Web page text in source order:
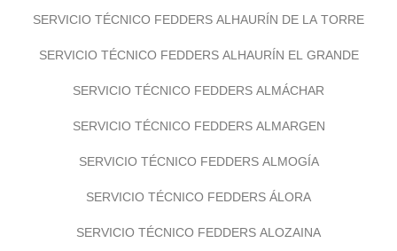
SERVICIO TÉCNICO FEDDERS ALHAURÍN DE LA TORRE
SERVICIO TÉCNICO FEDDERS ALHAURÍN EL GRANDE
SERVICIO TÉCNICO FEDDERS ALMÁCHAR
SERVICIO TÉCNICO FEDDERS ALMARGEN
SERVICIO TÉCNICO FEDDERS ALMOGÍA
SERVICIO TÉCNICO FEDDERS ÁLORA
SERVICIO TÉCNICO FEDDERS ALOZAINA